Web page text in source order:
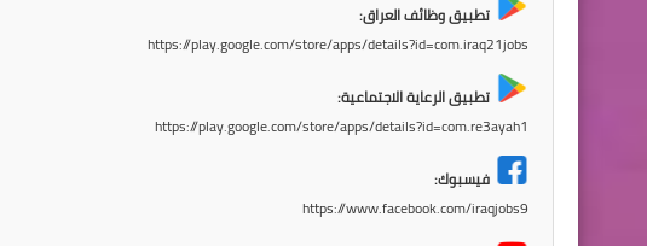
تطبيق وظائف العراق:
https://play.google.com/store/apps/details?id=com.iraq21jobs
تطبيق الرعاية الاجتماعية:
https://play.google.com/store/apps/details?id=com.re3ayah1
فيسبوك:
https://www.facebook.com/iraqjobs9